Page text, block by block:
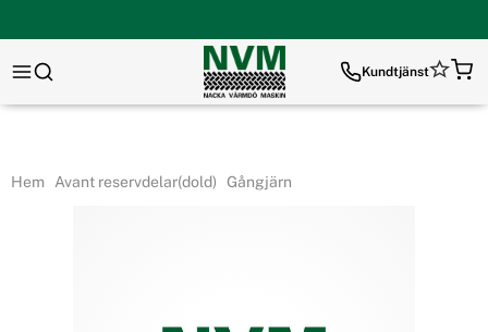
Kundtjänst
Hem Avant reservdelar(dold) Gångjärn